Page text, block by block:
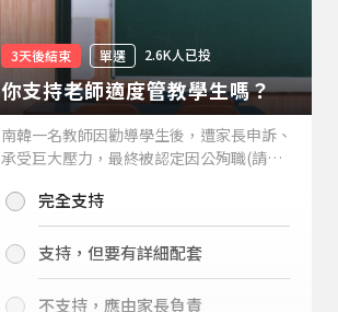
3天後結束 單選 2.6K人已投
你支持老師適度管教學生嗎？
南韓一名教師因勸導學生後，遭家長申訴、
承受巨大壓力，最終被認定因公殉職(請見
你支持老師適度管教學生嗎？
完全支持
支持，但要有詳細配套
不支持，應由家長負責